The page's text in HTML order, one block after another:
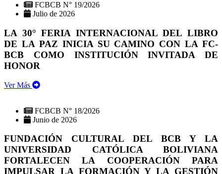
FCBCB N° 19/2026
Julio de 2026
LA 30° FERIA INTERNACIONAL DEL LIBRO
DE LA PAZ INICIA SU CAMINO CON LA FC-
BCB COMO INSTITUCIÓN INVITADA DE
HONOR
Ver Más
FCBCB N° 18/2026
Junio de 2026
FUNDACIÓN CULTURAL DEL BCB Y LA
UNIVERSIDAD CATÓLICA BOLIVIANA
FORTALECEN LA COOPERACIÓN PARA
IMPULSAR LA FORMACIÓN Y LA GESTIÓN